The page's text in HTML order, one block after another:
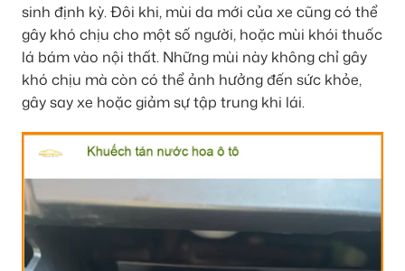
sinh định kỳ. Đôi khi, mùi da mới của xe cũng có thể
gây khó chịu cho một số người, hoặc mùi khói thuốc
lá bám vào nội thất. Những mùi này không chỉ gây
khó chịu mà còn có thể ảnh hưởng đến sức khỏe,
gây say xe hoặc giảm sự tập trung khi lái.